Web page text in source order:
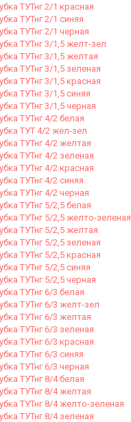
ТУТнг 2/1 красная
ТУТнг 2/1 синяя
ТУТнг 2/1 черная
ТУТнг 3/1,5 желт-зел
ТУТнг 3/1,5 желтая
ТУТнг 3/1,5 зеленая
ТУТнг 3/1,5 красная
ТУТнг 3/1,5 синяя
ТУТнг 3/1,5 черная
ТУТнг 4/2 белая
ТУТ 4/2 жел-зел
ТУТнг 4/2 желтая
ТУТнг 4/2 зеленая
ТУТнг 4/2 красная
ТУТнг 4/2 синяя
ТУТнг 4/2 черная
ТУТнг 5/2,5 белая
ТУТнг 5/2,5 желто-зеленая
ТУТнг 5/2,5 желтая
ТУТнг 5/2,5 зеленая
ТУТнг 5/2,5 красная
ТУТнг 5/2,5 синяя
ТУТнг 5/2,5 черная
ТУТнг 6/3 белая
ТУТнг 6/3 желт-зел
ТУТнг 6/3 желтая
ТУТнг 6/3 зеленая
ТУТнг 6/3 красная
ТУТнг 6/3 синяя
ТУТнг 6/3 черная
ТУТнг 8/4 белая
ТУТнг 8/4 желтая
ТУТнг 8/4 желто-зеленая
ТУТнг 8/4 зеленая